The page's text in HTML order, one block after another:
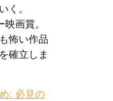
く。
画賞。
怖い作品
確立しま
: 必見の